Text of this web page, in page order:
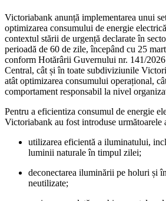
Victoriabank anunță implementarea unui
optimizarea consumului de energie
contextul stării de urgență declarate în
perioadă de 60 de zile, începând cu 25
conform Hotărârii Guvernului nr. 141/
Central, cât și în toate subdiviziunile
atât optimizarea consumului operațional,
comportament responsabil la nivel
Pentru a eficientiza consumul de energie
Victoriabank au fost introduse următoarele
utilizarea eficientă a iluminatului,
luminii naturale în timpul zilei;
deconectarea iluminării pe holuri și
neutilizate;